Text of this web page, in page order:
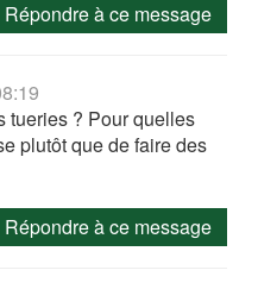
Répondre à ce message
? Pour quelles
plutôt que de faire des
Répondre à ce message